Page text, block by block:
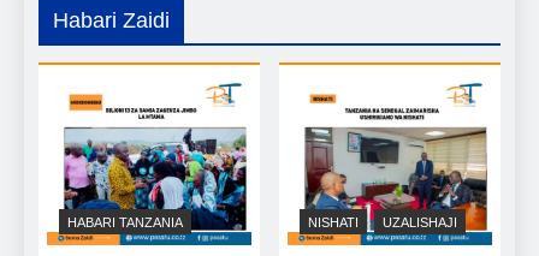
Habari Zaidi
HABARI TANZANIA NISHATI UZALISHAJI